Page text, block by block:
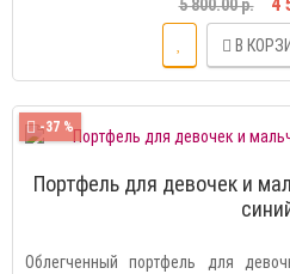
5 800.00 р.
В
-37 %
Портфель для девочек и
Облегченный портфель для